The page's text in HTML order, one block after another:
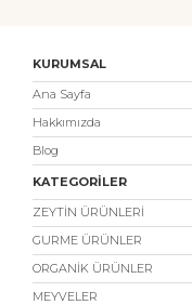
KURUMSAL
Ana Sayfa
Hakkımızda
Blog
KATEGORİLER
ZEYTİN ÜRÜNLERİ
GURME ÜRÜNLER
ORGANİK ÜRÜNLER
MEYVELER